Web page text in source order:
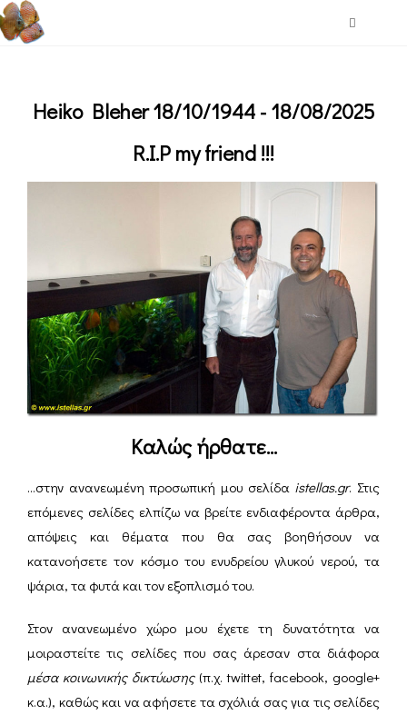
Heiko Bleher 18/10/1944 - 18/08/2025
R.I.P my friend !!!
Καλώς ήρθατε...
…στην ανανεωμένη προσωπική μου σελίδα istellas.gr. Στις
επόμενες σελίδες ελπίζω να βρείτε ενδιαφέροντα άρθρα,
απόψεις και θέματα που θα σας βοηθήσουν να
κατανοήσετε τον κόσμο του ενυδρείου γλυκού νερού, τα
ψάρια, τα φυτά και τον εξοπλισμό του.
Στον ανανεωμένο χώρο μου έχετε τη δυνατότητα να
μοιραστείτε τις σελίδες που σας άρεσαν στα διάφορα
μέσα κοινωνικής δικτύωσης(π.χ. twittet, facebook, google+
κ.α.), καθώς και να αφήσετε τα σχόλιά σας για τις σελίδες